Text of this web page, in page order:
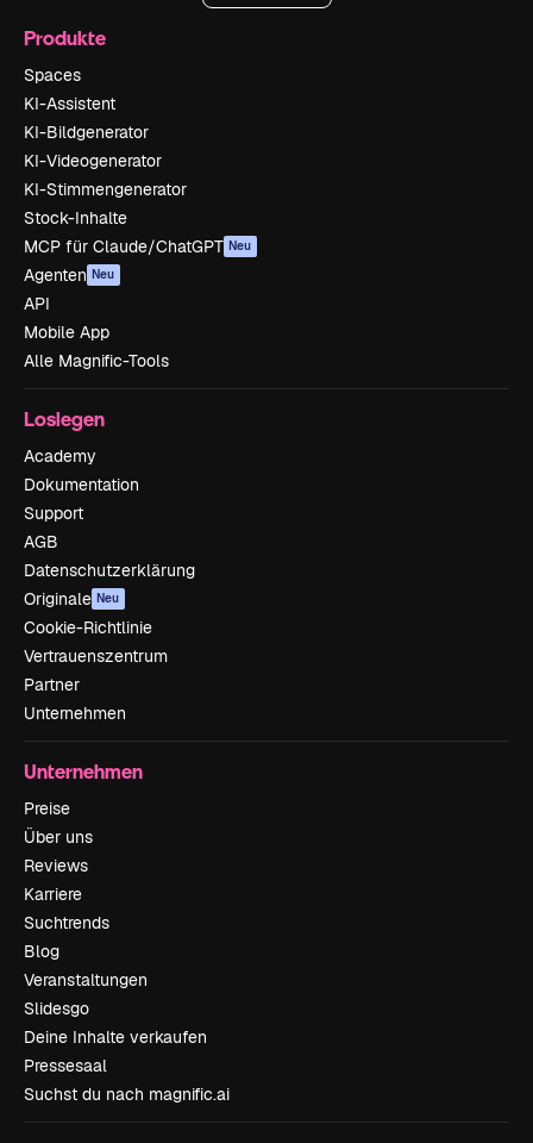
Produkte
Spaces
KI-Assistent
KI-Bildgenerator
KI-Videogenerator
KI-Stimmengenerator
Stock-Inhalte
MCP für Claude/ChatGPT Neu
Agenten Neu
API
Mobile App
Alle Magnific-Tools
Loslegen
Academy
Dokumentation
Support
AGB
Datenschutzerklärung
Originale Neu
Cookie-Richtlinie
Vertrauenszentrum
Partner
Unternehmen
Unternehmen
Preise
Über uns
Reviews
Karriere
Suchtrends
Blog
Veranstaltungen
Slidesgo
Deine Inhalte verkaufen
Pressesaal
Suchst du nach magnific.ai